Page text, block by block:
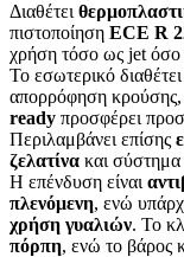
Διαθέτει
πιστοποίηση ECE R
χρήση τόσο ως jet όσο
Το εσωτερικό διαθέτει
απορρόφηση
ready προσφέρει
Περιλαμβάνει επίσης
ζελατίνα και σύστημα
Η επένδυση είναι
πλενόμενη, ενώ
χρήση γυαλιών. Το
πόρπη, ενώ το βάρος